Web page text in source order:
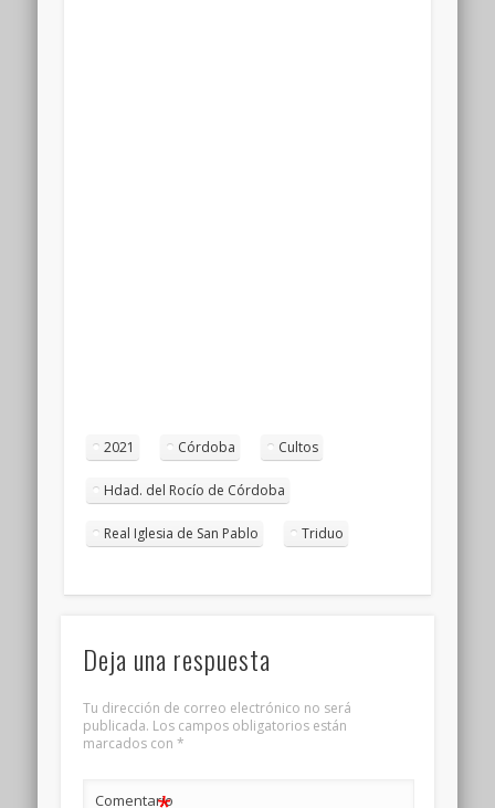
2021 Córdoba Cultos
Hdad. del Rocío de Córdoba
Real Iglesia de San Pablo Triduo
Deja una respuesta
Tu dirección de correo electrónico no será
publicada. Los campos obligatorios están
marcados con *
Comentario